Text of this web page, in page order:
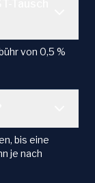
von 0,5 %
bis eine
je nach